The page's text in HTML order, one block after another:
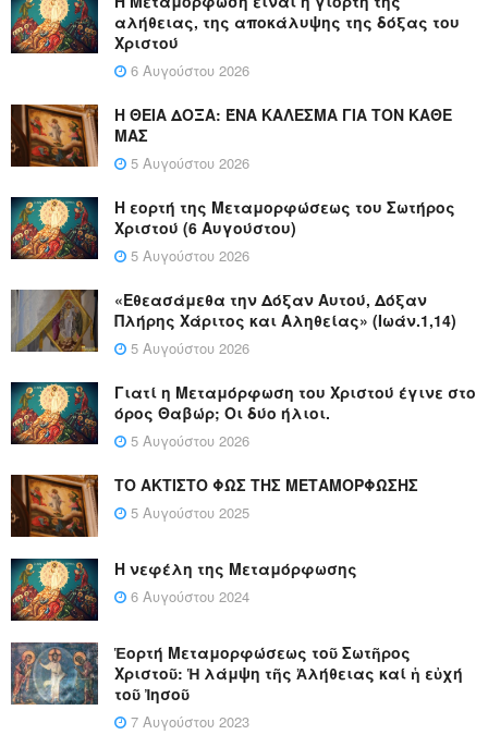
αλήθειας, της αποκάλυψης της δόξας του
Χριστού
6 Αυγούστου 2026
Η ΘΕΙΑ ΔΟΞΑ: ΈΝΑ ΚΑΛΕΣΜΑ ΓΙΑ ΤΟΝ ΚΑΘΕ
ΜΑΣ
5 Αυγούστου 2026
Η εορτή της Μεταμορφώσεως του Σωτήρος
Χριστού (6 Αυγούστου)
5 Αυγούστου 2026
«Εθεασάμεθα την Δόξαν Αυτού, Δόξαν
Πλήρης Χάριτος και Αληθείας» (Ιωάν.1,14)
5 Αυγούστου 2026
Γιατί η Μεταμόρφωση του Χριστού έγινε στο
όρος Θαβώρ; Οι δύο ήλιοι.
5 Αυγούστου 2026
ΤΟ ΑΚΤΙΣΤΟ ΦΩΣ ΤΗΣ ΜΕΤΑΜΟΡΦΩΣΗΣ
5 Αυγούστου 2025
Η νεφέλη της Μεταμόρφωσης
6 Αυγούστου 2024
Ἑορτή Μεταμορφώσεως τοῦ Σωτῆρος
Χριστοῦ: Ἡ λάμψη τῆς Ἀλήθειας καί ἡ εὐχή
τοῦ Ἰησοῦ
7 Αυγούστου 2023